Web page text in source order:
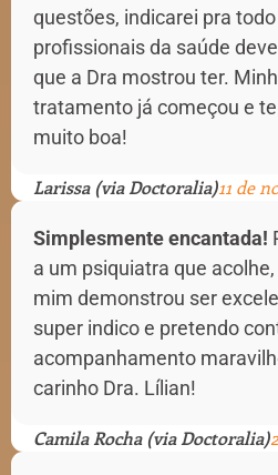
questões, indicarei pra
profissionais da saúde
que a Dra mostrou ter.
tratamento já começou e
muito boa!
Larissa (via Doctoralia)11 de
Simplesmente encantada!
a um psiquiatra que
mim demonstrou ser
super indico e pretendo
acompanhamento
carinho Dra. Lílian!
Camila Rocha (via Doctoralia)